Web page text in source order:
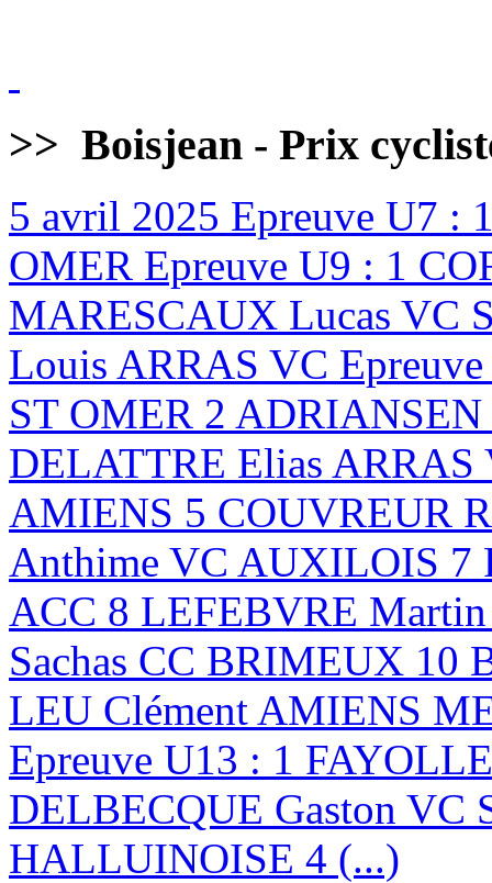
>> Boisjean - Prix
5 avril 2025 Epreuve U7 :
OMER Epreuve U9 : 1
MARESCAUX Lucas VC
Louis ARRAS VC
ST OMER 2
DELATTRE Elias
AMIENS 5 COUVREUR
Anthime VC AUXILOIS 7
ACC 8 LEFEBVRE
Sachas CC BRIMEUX 10
LEU Clément AMIENS
Epreuve U13 : 1
DELBECQUE Gaston VC
HALLUINOISE 4 (...)